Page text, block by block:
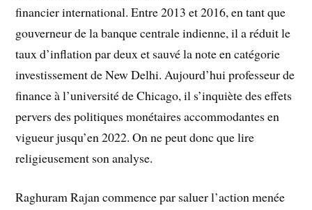
financier international. Entre 2013 et 2016, en tant que
gouverneur de la banque centrale indienne, il a réduit le
taux d’inflation par deux et sauvé la note en catégorie
investissement de New Delhi. Aujourd’hui professeur de
finance à l’université de Chicago, il s’inquiète des effets
pervers des politiques monétaires accommodantes en
vigueur jusqu’en 2022. On ne peut donc que lire
religieusement son analyse.
Raghuram Rajan commence par saluer l’action menée